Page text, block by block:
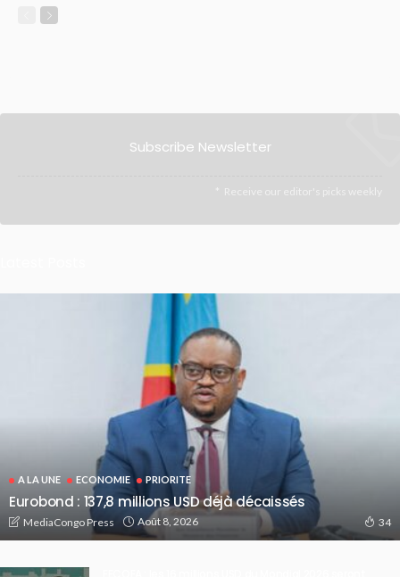
Subscribe Newsletter
Receive our editor's picks weekly
A LA UNE ECONOMIE PRIORITE
Eurobond : 137,8 millions USD déjà décaissés
MediaCongo Press Août 8, 2026 34